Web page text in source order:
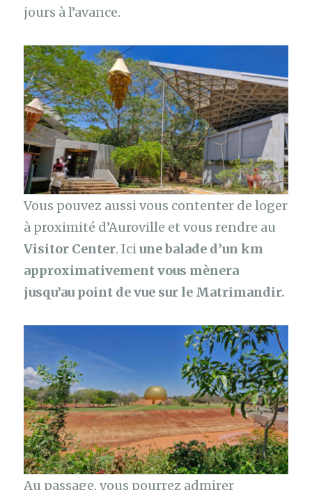
jours à l’avance.
Vous pouvez aussi vous contenter de loger
à proximité d’Auroville et vous rendre au
Visitor Center. Iciune balade d’un km
approximativement vous mènera
jusqu’au point de vue sur le Matrimandir.
Au passage, vous pourrez admirer